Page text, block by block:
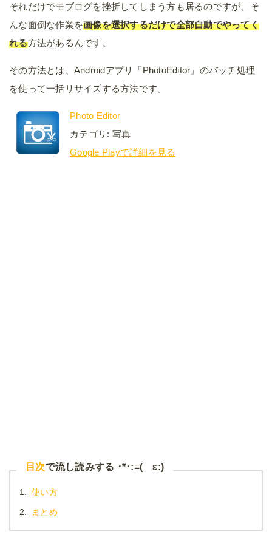
それだけでモブログを挫折してしまう方も居るのですが、そ
んな面倒な作業を画像を選択するだけで全部自動でやってく
れる方法があるんです。
その方法とは、Androidアプリ「PhotoEditor」のバッチ処理
を使って一括リサイズする方法です。
Photo Editor
カテゴリ: 写真
Google Playで詳細を見る
目次で流し読みする ･*･:≡( ε:)
1. 使い方
2. まとめ